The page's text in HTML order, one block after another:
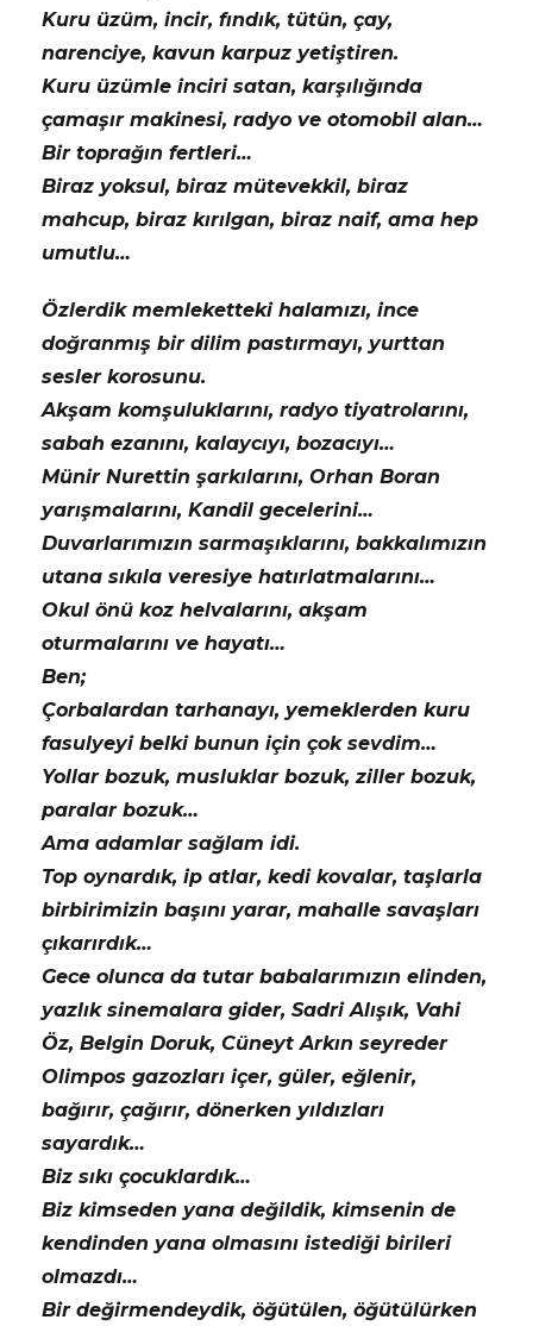
Kuru üzüm, incir, fındık, tütün, çay,
narenciye, kavun karpuz yetiştiren.
Kuru üzümle inciri satan, karşılığında
çamaşır makinesi, radyo ve otomobil alan…
Bir toprağın fertleri…
Biraz yoksul, biraz mütevekkil, biraz
mahcup, biraz kırılgan, biraz naif, ama hep
umutlu…
Özlerdik memleketteki halamızı, ince
doğranmış bir dilim pastırmayı, yurttan
sesler korosunu.
Akşam komşuluklarını, radyo tiyatrolarını,
sabah ezanını, kalaycıyı, bozacıyı…
Münir Nurettin şarkılarını, Orhan Boran
yarışmalarını, Kandil gecelerini…
Duvarlarımızın sarmaşıklarını, bakkalımızın
utana sıkıla veresiye hatırlatmalarını…
Okul önü koz helvalarını, akşam
oturmalarını ve hayatı…
Ben;
Çorbalardan tarhanayı, yemeklerden kuru
fasulyeyi belki bunun için çok sevdim…
Yollar bozuk, musluklar bozuk, ziller bozuk,
paralar bozuk…
Ama adamlar sağlam idi.
Top oynardık, ip atlar, kedi kovalar, taşlarla
birbirimizin başını yarar, mahalle savaşları
çıkarırdık…
Gece olunca da tutar babalarımızın elinden,
yazlık sinemalara gider, Sadri Alışık, Vahi
Öz, Belgin Doruk, Cüneyt Arkın seyreder
Olimpos gazozları içer, güler, eğlenir,
bağırır, çağırır, dönerken yıldızları
sayardık…
Biz sıkı çocuklardık…
Biz kimseden yana değildik, kimsenin de
kendinden yana olmasını istediği birileri
olmazdı…
Bir değirmendeydik, öğütülen, öğütülürken